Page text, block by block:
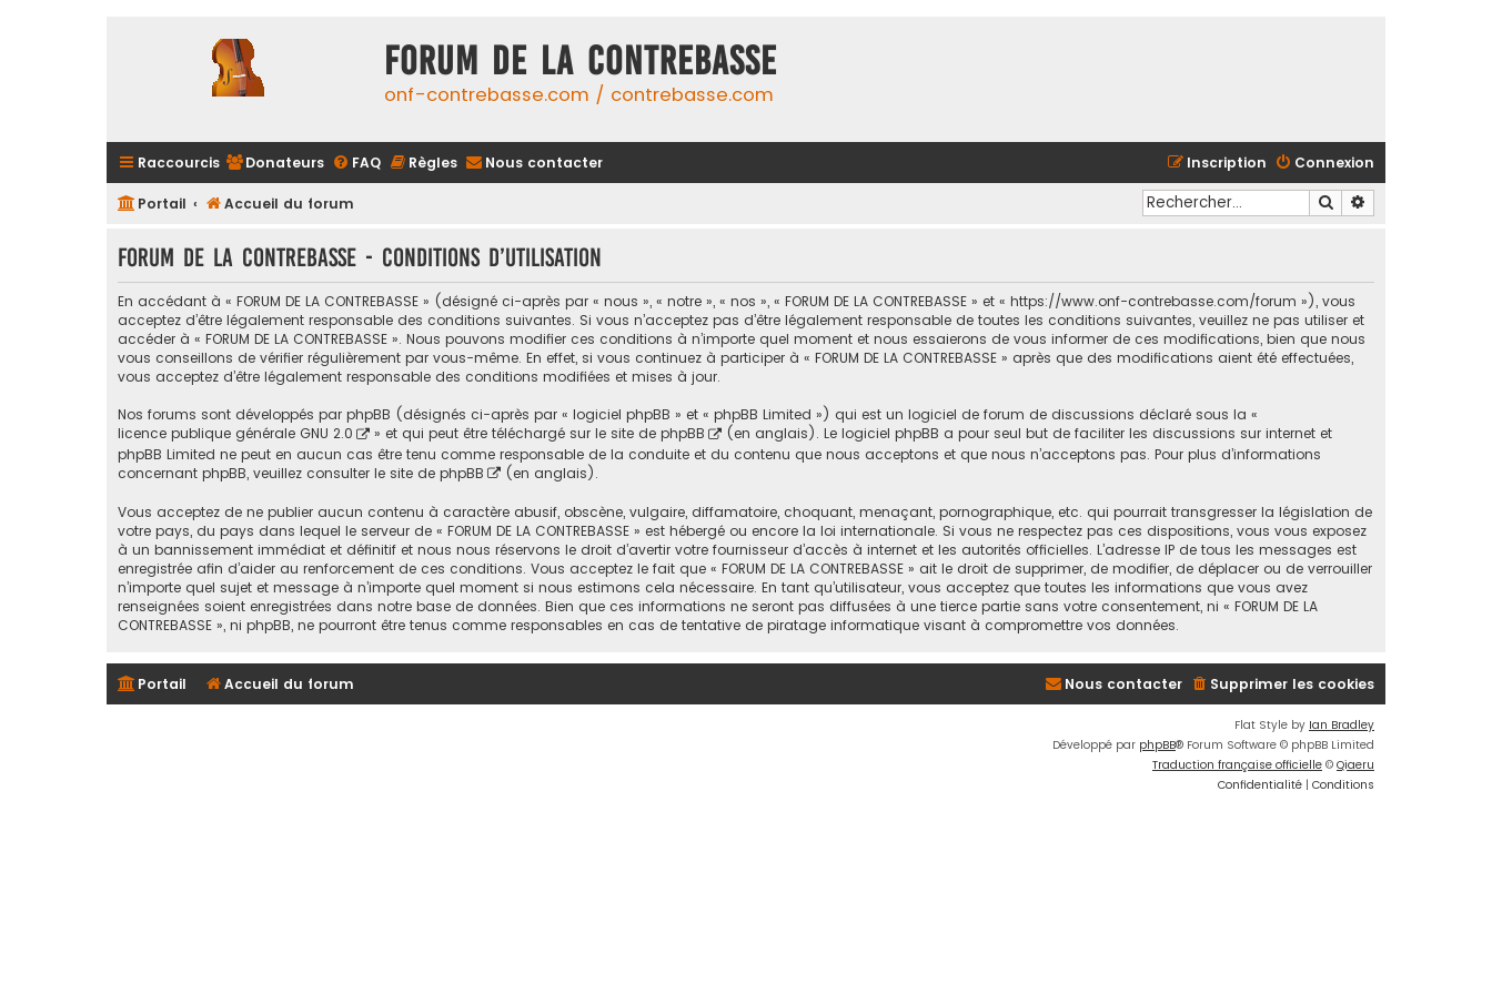
FORUM DE LA CONTREBASSE
onf-contrebasse.com / contrebasse.com
Raccourcis Donateurs FAQ Règles Nous contacter Connexion
Inscription
Portail Accueil du forum Rechercher
FORUM DE LA CONTREBASSE - Conditions d’utilisation
En accédant à « FORUM DE LA CONTREBASSE » (désigné ci-après par « nous », « notre », « nos », « FORUM DE LA CONTREBASSE » et « https://www.onf-contrebasse.com/forum »), vous
acceptez d’être légalement responsable des conditions suivantes. Si vous n’acceptez pas d’être légalement responsable de toutes les conditions suivantes, veuillez ne pas utiliser et
accéder à « FORUM DE LA CONTREBASSE ». Nous pouvons modifier ces conditions à n’importe quel moment et nous essaierons de vous informer de ces modifications, bien que nous
vous conseillons de vérifier régulièrement par vous-même. En effet, si vous continuez à participer à « FORUM DE LA CONTREBASSE » après que des modifications aient été effectuées,
vous acceptez d’être légalement responsable des conditions modifiées et mises à jour.
Nos forums sont développés par phpBB (désignés ci-après par « logiciel phpBB » et « phpBB Limited ») qui est un logiciel de forum de discussions déclaré sous la «
licence publique générale GNU 2.0
» et qui peut être téléchargé sur le site de phpBB
(en anglais). Le logiciel phpBB a pour seul but de faciliter les discussions sur internet et
phpBB Limited ne peut en aucun cas être tenu comme responsable de la conduite et du contenu que nous acceptons et que nous n’acceptons pas. Pour plus d’informations
concernant phpBB, veuillez consulter le site de phpBB (en anglais).
Vous acceptez de ne publier aucun contenu à caractère abusif, obscène, vulgaire, diffamatoire, choquant, menaçant, pornographique, etc. qui pourrait transgresser la législation de
votre pays, du pays dans lequel le serveur de « FORUM DE LA CONTREBASSE » est hébergé ou encore la loi internationale. Si vous ne respectez pas ces dispositions, vous vous exposez
à un bannissement immédiat et définitif et nous nous réservons le droit d’avertir votre fournisseur d’accès à internet et les autorités officielles. L’adresse IP de tous les messages est
enregistrée afin d’aider au renforcement de ces conditions. Vous acceptez le fait que « FORUM DE LA CONTREBASSE » ait le droit de supprimer, de modifier, de déplacer ou de verrouiller
n’importe quel sujet et message à n’importe quel moment si nous estimons cela nécessaire. En tant qu’utilisateur, vous acceptez que toutes les informations que vous avez
renseignées soient enregistrées dans notre base de données. Bien que ces informations ne seront pas diffusées à une tierce partie sans votre consentement, ni « FORUM DE LA
CONTREBASSE », ni phpBB, ne pourront être tenus comme responsables en cas de tentative de piratage informatique visant à compromettre vos données.
Portail Accueil du forum Supprimer les cookies
Nous contacter
Flat Style by Ian Bradley
Développé par phpBB® Forum Software © phpBB Limited
Traduction française officielle © Qiaeru
Confidentialité | Conditions